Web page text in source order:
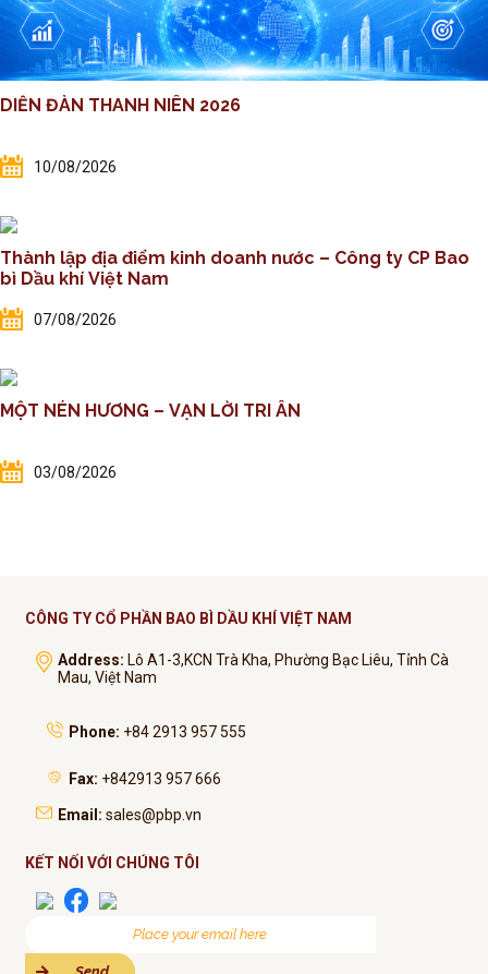
DIỄN ĐÀN THANH NIÊN 2026
10/08/2026
Thành lập địa điểm kinh doanh nước – Công ty CP Bao
bì Dầu khí Việt Nam
07/08/2026
MỘT NÉN HƯƠNG – VẠN LỜI TRI ÂN
03/08/2026
CÔNG TY CỔ PHẦN BAO BÌ DẦU KHÍ VIỆT NAM
Address: Lô A1-3,KCN Trà Kha, Phường Bạc Liêu, Tỉnh Cà
Mau, Việt Nam
Phone: +84 2913 957 555
Fax: +842913 957 666
Email: sales@pbp.vn
KẾT NỐI VỚI CHÚNG TÔI